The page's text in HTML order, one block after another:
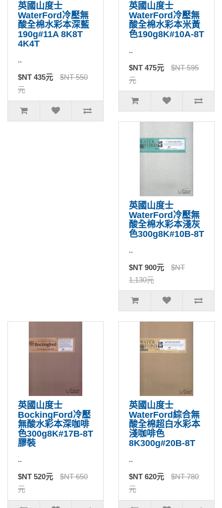
英國山度士
WaterFord冷壓無
酸全棉水彩本深藍
190g#11A 8K8T
4K4T
..
$NT 435元
$NT 550
元
英國山度士
WaterFord冷壓無
酸全棉水彩本米黃
色190g8K#10A-8T
..
$NT 475元
$NT 595
元
英國山度士
WaterFord冷壓無
酸全棉水彩本淺灰
色300g8K#10B-8T
..
$NT 900元
$NT
1,130元
英國山度士
BockingFord冷壓
無酸水彩本深咖啡
色300g8K#17B-8T
膠裝
..
$NT 520元
$NT 650
元
英國山度士
WaterFord綜合無
酸全棉超白水彩本
淺咖啡色
8K300g#20B-8T
..
$NT 620元
$NT 780
元